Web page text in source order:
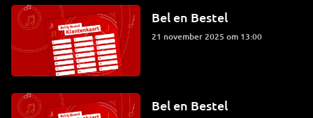
Bel en Bestel
21 november 2025 om 13:00
Bel en Bestel